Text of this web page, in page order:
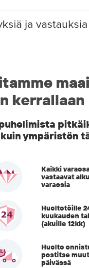
ja vastauksia
kerrallaan
ympäristön
Kaikki
vastaavat
varaosia
Huoltotöille
kuukauden
(akuille 12kk)
Huolto
postitse
päivässä